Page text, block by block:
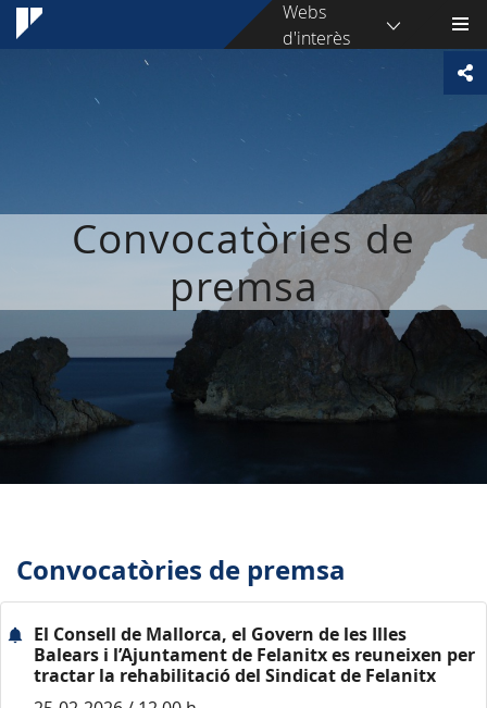
Webs
d'interès
Convocatòries de
premsa
Convocatòries de premsa
El Consell de Mallorca, el Govern de les Illes
Balears i l’Ajuntament de Felanitx es reuneixen per
tractar la rehabilitació del Sindicat de Felanitx